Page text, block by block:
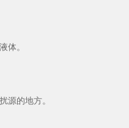
体。
源的地方。